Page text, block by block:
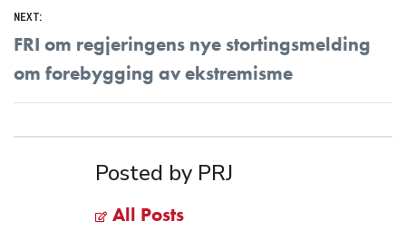
NEXT:
Next
post:
FRI om regjeringens nye stortingsmelding
om forebygging av ekstremisme
Posted by PRJ
All Posts